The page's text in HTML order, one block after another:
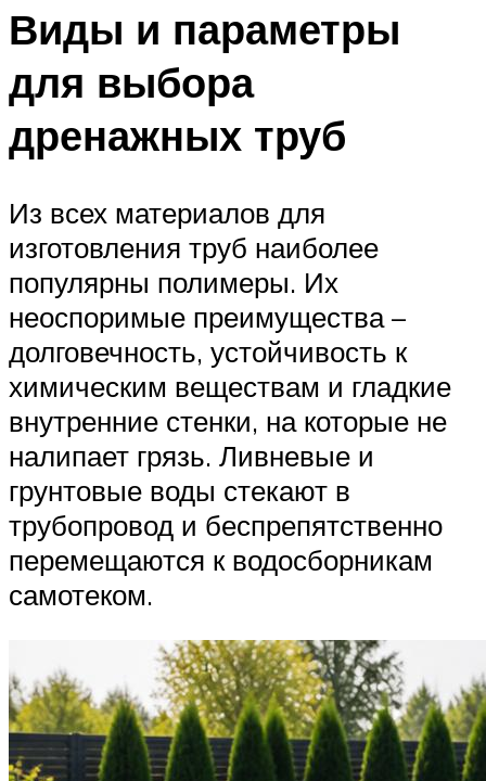
Виды и параметры
для выбора
дренажных труб
Из всех материалов для
изготовления труб наиболее
популярны полимеры. Их
неоспоримые преимущества –
долговечность, устойчивость к
химическим веществам и гладкие
внутренние стенки, на которые не
налипает грязь. Ливневые и
грунтовые воды стекают в
трубопровод и беспрепятственно
перемещаются к водосборникам
самотеком.